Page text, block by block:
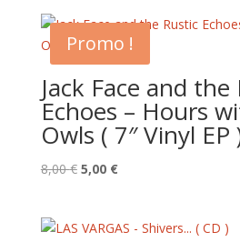
Promo !
Jack Face and the
Echoes – Hours
Owls ( 7″ Vinyl EP
8,00€ Le
était :
5,00 €Le
est :